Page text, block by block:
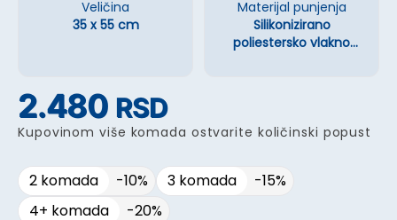
Veličina
35 x 55 cm
Materijal punjenja
Silikonizirano
poliestersko vlakno
2.480 RSD
Kupovinom više komada ostvarite količinski popust
2 komada -10% 3 komada -15%
4+ komada
-20%